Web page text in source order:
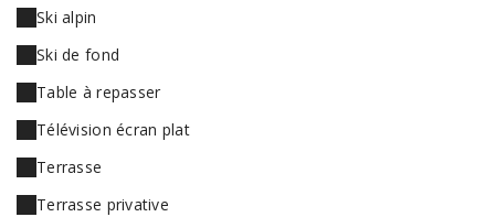
Ski alpin
Ski de fond
Table à repasser
Télévision écran plat
Terrasse
Terrasse privative